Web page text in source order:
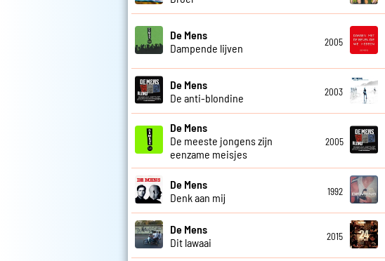
De Mens
Dampende lijven
2005
De Mens
De anti-blondine
2003
De Mens
De meeste jongens zijn
eenzame meisjes
2005
De Mens
Denk aan mij
1992
De Mens
Dit lawaai
2015